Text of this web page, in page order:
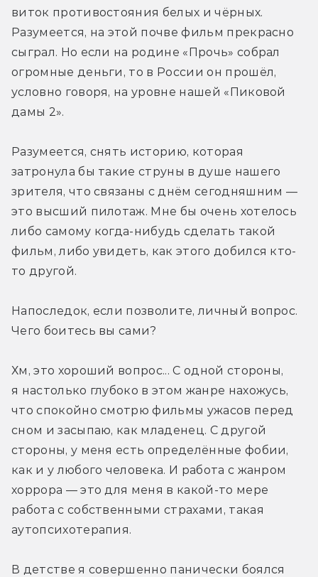
виток противостояния белых и чёрных.
Разумеется, на этой почве фильм прекрасно
сыграл. Но если на родине «Прочь» собрал
огромные деньги, то в России он прошёл,
условно говоря, на уровне нашей «Пиковой
дамы 2».
Разумеется, снять историю, которая
затронула бы такие струны в душе нашего
зрителя, что связаны с днём сегодняшним —
это высший пилотаж. Мне бы очень хотелось
либо самому когда-нибудь сделать такой
фильм, либо увидеть, как этого добился кто-
то другой.
Напоследок, если позволите, личный вопрос.
Чего боитесь вы сами?
Хм, это хороший вопрос... С одной стороны,
я настолько глубоко в этом жанре нахожусь,
что спокойно смотрю фильмы ужасов перед
сном и засыпаю, как младенец. С другой
стороны, у меня есть определённые фобии,
как и у любого человека. И работа с жанром
хоррора — это для меня в какой-то мере
работа с собственными страхами, такая
аутопсихотерапия.
В детстве я совершенно панически боялся